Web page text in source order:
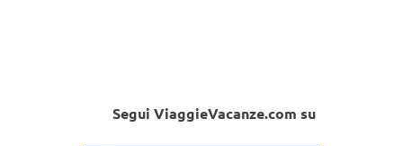
Segui ViaggieVacanze.com su